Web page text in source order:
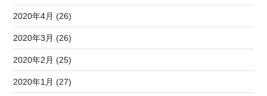
2020年4月 (26)
2020年3月 (26)
2020年2月 (25)
2020年1月 (27)